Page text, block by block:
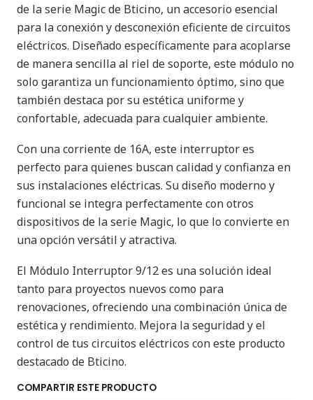
de la serie Magic de Bticino, un accesorio esencial
para la conexión y desconexión eficiente de circuitos
eléctricos. Diseñado específicamente para acoplarse
de manera sencilla al riel de soporte, este módulo no
solo garantiza un funcionamiento óptimo, sino que
también destaca por su estética uniforme y
confortable, adecuada para cualquier ambiente.
Con una corriente de 16A, este interruptor es
perfecto para quienes buscan calidad y confianza en
sus instalaciones eléctricas. Su diseño moderno y
funcional se integra perfectamente con otros
dispositivos de la serie Magic, lo que lo convierte en
una opción versátil y atractiva.
El Módulo Interruptor 9/12 es una solución ideal
tanto para proyectos nuevos como para
renovaciones, ofreciendo una combinación única de
estética y rendimiento. Mejora la seguridad y el
control de tus circuitos eléctricos con este producto
destacado de Bticino.
COMPARTIR ESTE PRODUCTO